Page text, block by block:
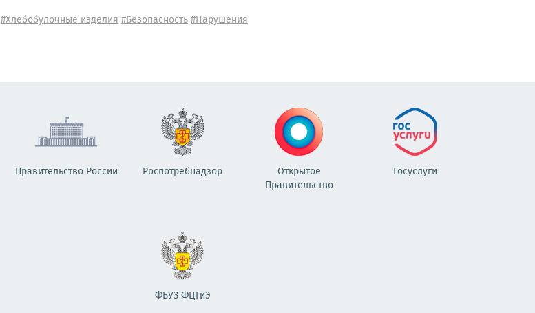
#Хлебобулочные изделия#Безопасность#Нарушения
Правительство России Роспотребнадзор
Открытое
Правительство
Госуслуги
ФБУЗ ФЦГиЭ